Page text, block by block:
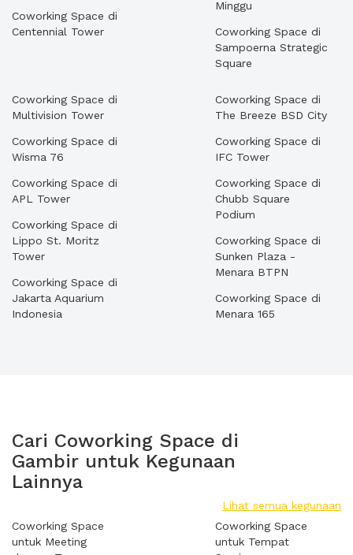
Coworking Space di
Centennial Tower
Minggu
Coworking Space di
Sampoerna Strategic
Square
Coworking Space di
Multivision Tower
Coworking Space di
Wisma 76
Coworking Space di
APL Tower
Coworking Space di
Lippo St. Moritz
Tower
Coworking Space di
Jakarta Aquarium
Indonesia
Coworking Space di
The Breeze BSD City
Coworking Space di
IFC Tower
Coworking Space di
Chubb Square
Podium
Coworking Space di
Sunken Plaza -
Menara BTPN
Coworking Space di
Menara 165
Cari Coworking Space di
Gambir untuk Kegunaan
Lainnya
Lihat semua kegunaan
Coworking Space
untuk Meeting
Coworking Space
untuk Tempat